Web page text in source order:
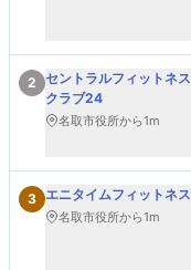
2 セントラルフィットネス
クラブ24
名取市役所から1m
3 エニタイムフィットネス
名取市役所から1m